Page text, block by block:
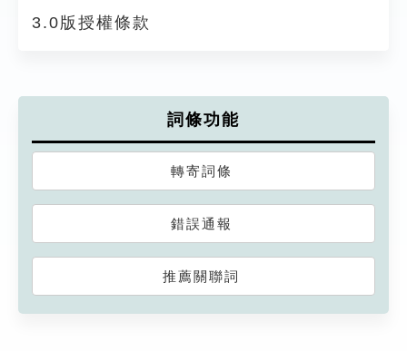
3.0版授權條款
詞條功能
轉寄詞條
錯誤通報
推薦關聯詞